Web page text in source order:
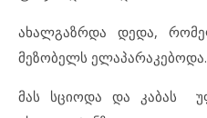
ახალგაზრდა დედა,
მეზობელს ელაპარაკებოდა.
მას სციოდა და კაბას